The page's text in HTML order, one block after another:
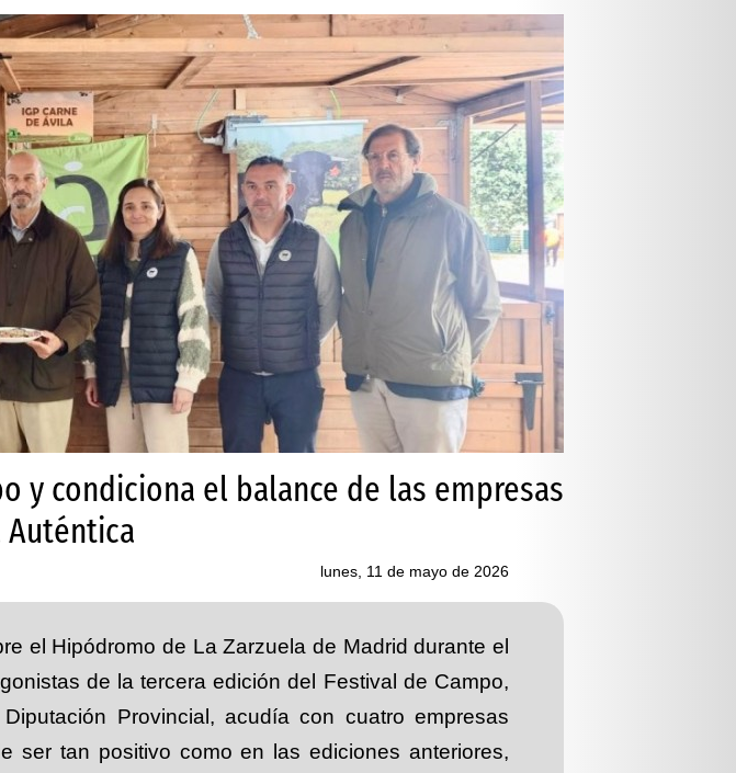
y condiciona el balance de las empresas
Auténtica
lunes, 11 de mayo de 2026
el Hipódromo de La Zarzuela de Madrid durante el
de la tercera edición del Festival de Campo,
Provincial, acudía con cuatro empresas
ser tan positivo como en las ediciones anteriores,